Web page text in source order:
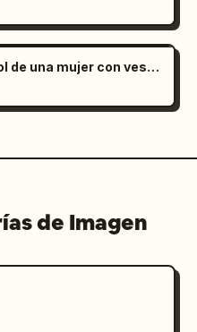
Retrato iluminado por el sol de una mujer con vestido de satén rojo
de Imagen